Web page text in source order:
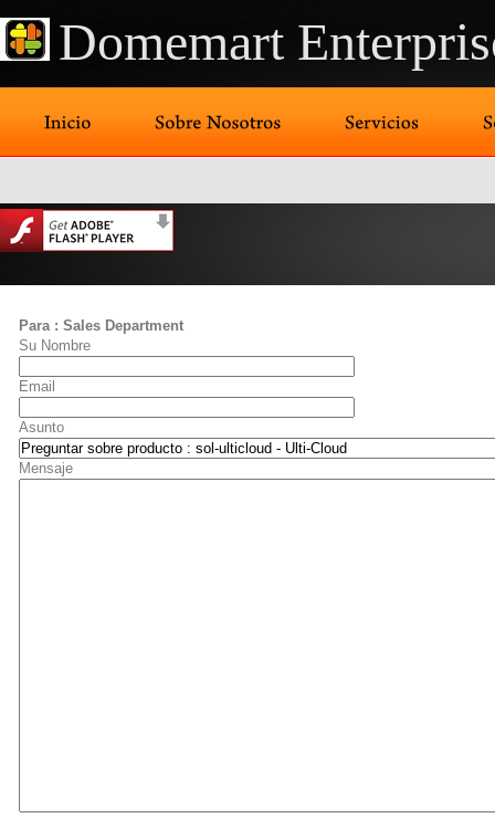
Domemart
Para : Sales Department
Su Nombre
Email
Asunto
Mensaje